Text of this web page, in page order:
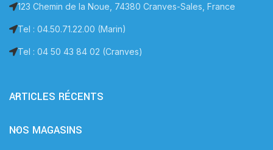
123 Chemin de la Noue, 74380 Cranves-Sales, France
Tel : 04.50.71.22.00 (Marin)
Tel : 04 50 43 84 02 (Cranves)
ARTICLES RÉCENTS
NOS MAGASINS